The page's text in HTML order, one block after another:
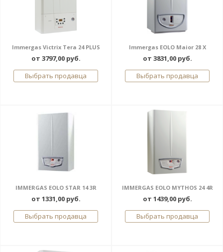
Immergas Victrix Tera 24 PLUS
от 3797,00 руб.
Выбрать продавца
Immergas EOLO Maior 28 X
от 3831,00 руб.
Выбрать продавца
IMMERGAS EOLO STAR 14 3R
от 1331,00 руб.
Выбрать продавца
IMMERGAS EOLO MYTHOS 24 4R
от 1439,00 руб.
Выбрать продавца